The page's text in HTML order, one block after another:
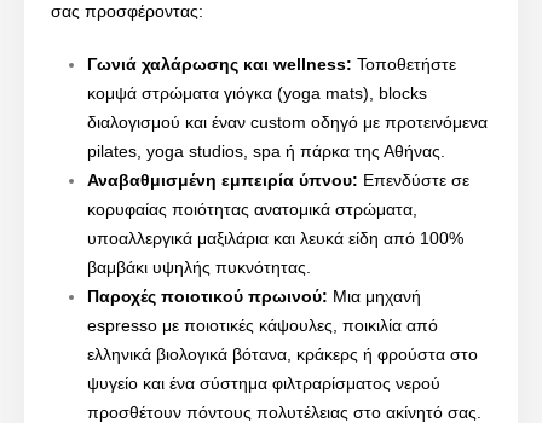
σας προσφέροντας:
Γωνιά χαλάρωσης και wellness: Τοποθετήστε
κομψά στρώματα γιόγκα (yoga mats), blocks
διαλογισμού και έναν custom οδηγό με προτεινόμενα
pilates, yoga studios, spa ή πάρκα της Αθήνας.
Αναβαθμισμένη εμπειρία ύπνου: Επενδύστε σε
κορυφαίας ποιότητας ανατομικά στρώματα,
υποαλλεργικά μαξιλάρια και λευκά είδη από 100%
βαμβάκι υψηλής πυκνότητας.
Παροχές ποιοτικού πρωινού: Μια μηχανή
espresso με ποιοτικές κάψουλες, ποικιλία από
ελληνικά βιολογικά βότανα, κράκερς ή φρούστα στο
ψυγείο και ένα σύστημα φιλτραρίσματος νερού
προσθέτουν πόντους πολυτέλειας στο ακίνητό σας.